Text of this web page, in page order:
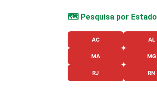
🗺️ Pesquisa por Estado
AC AL
MA MG
RJ RN